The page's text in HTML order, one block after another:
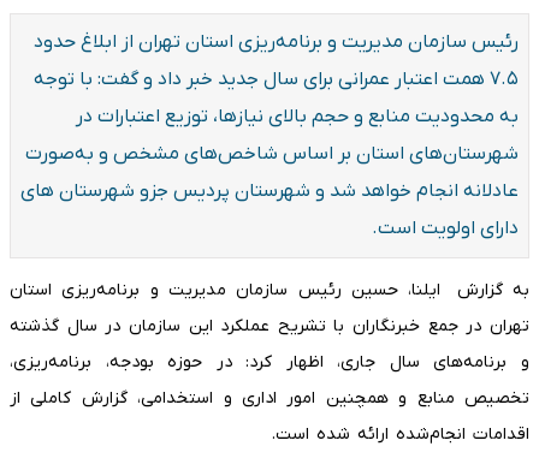
رئیس سازمان مدیریت و برنامه‌ریزی استان تهران از ابلاغ حدود
۷.۵ همت اعتبار عمرانی برای سال جدید خبر داد و گفت: با توجه
به محدودیت منابع و حجم بالای نیازها، توزیع اعتبارات در
شهرستان‌های استان بر اساس شاخص‌های مشخص و به‌صورت
عادلانه انجام خواهد شد و شهرستان پردیس جزو شهرستان های
دارای اولویت است.
به گزارش ایلنا، حسین رئیس سازمان مدیریت و برنامه‌ریزی استان
تهران در جمع خبرنگاران با تشریح عملکرد این سازمان در سال گذشته
و برنامه‌های سال جاری، اظهار کرد: در حوزه بودجه، برنامه‌ریزی،
تخصیص منابع و همچنین امور اداری و استخدامی، گزارش کاملی از
اقدامات انجام‌شده ارائه شده است.